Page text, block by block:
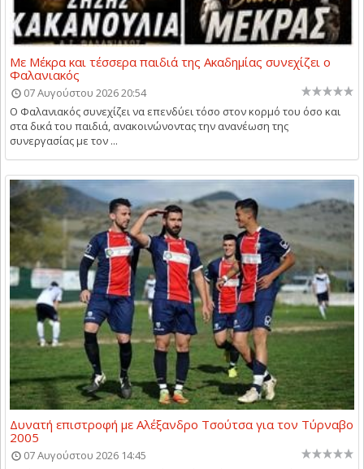
Με Μέκρα και τέσσερα παιδιά της Ακαδημίας συνεχίζει ο
Φαλανιακός
07 Αυγούστου 2026 20:54
Ο Φαλανιακός συνεχίζει να επενδύει τόσο στον κορμό του όσο και
στα δικά του παιδιά, ανακοινώνοντας την ανανέωση της
συνεργασίας με τον ...
Δυνατή επιστροφή με Αλέξανδρο Τσούτσα για τον Τύρναβο
2005
07 Αυγούστου 2026 14:45